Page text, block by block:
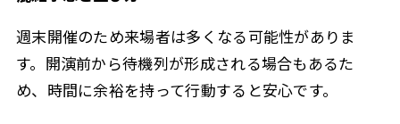
週末開催のため来場者は多くなる可能性がありま
す。開演前から待機列が形成される場合もあるた
め、時間に余裕を持って行動すると安心です。